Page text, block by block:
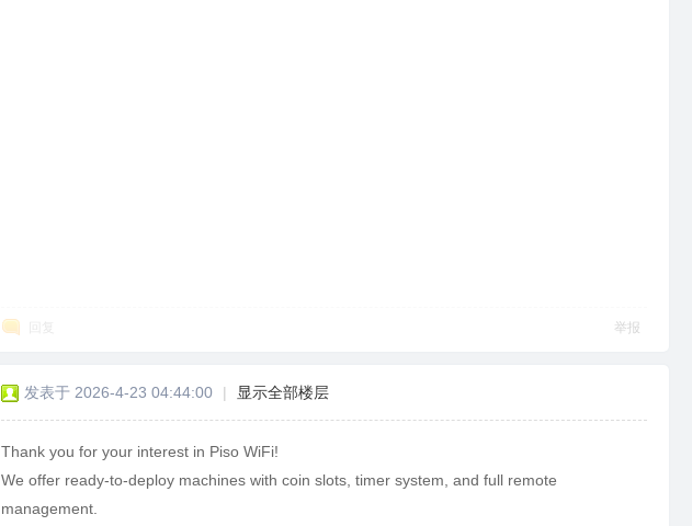
举报
发表于 2026-4-23 04:44:00 | 显示全部楼层
Thank you for your interest in Piso WiFi!
We offer ready-to-deploy machines with coin slots, timer system, and full remote
management.